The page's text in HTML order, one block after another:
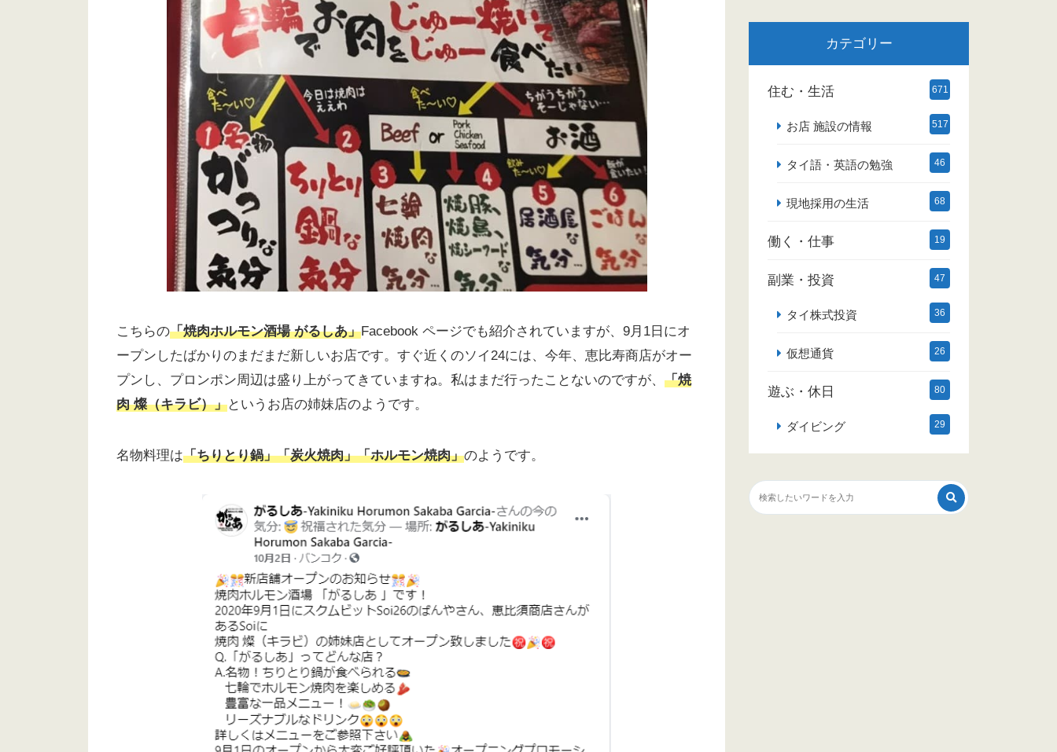
こちらの「焼肉ホルモン酒場 がるしあ」Facebook ページでも紹介されていますが、9月1日にオ
ープンしたばかりのまだまだ新しいお店です。すぐ近くのソイ24には、今年、恵比寿商店がオー
プンし、プロンポン周辺は盛り上がってきていますね。私はまだ行ったことないのですが、 「焼
肉 燦（キラビ）」というお店の姉妹店のようです。
名物料理は「ちりとり鍋」「炭火焼肉」「ホルモン焼肉」のようです。
カテゴリー
住む・生活 671
お店 施設の情報 517
タイ語・英語の勉強 46
現地採用の生活 68
働く・仕事 19
副業・投資 47
タイ株式投資 36
仮想通貨 26
遊ぶ・休日 80
ダイビング 29